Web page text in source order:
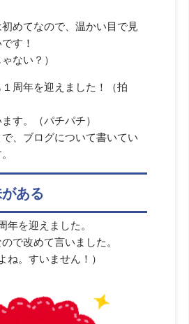
めてなので、温かい目で見
す！
ない？）
周年を迎えました！（拍
す。（パチパチ）
、ブログについて書いてい
ある
を迎えました。
で改めて言いました。
ね。すいません！）